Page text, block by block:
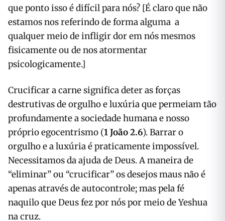
que ponto isso é difícil para nós? [É claro que não
estamos nos referindo de forma alguma a
qualquer meio de infligir dor em nós mesmos
fisicamente ou de nos atormentar
psicologicamente.]
Crucificar a carne significa deter as forças
destrutivas de orgulho e luxúria que permeiam tão
profundamente a sociedade humana e nosso
próprio egocentrismo (1 João 2.6). Barrar o
orgulho e a luxúria é praticamente impossível.
Necessitamos da ajuda de Deus. A maneira de
“eliminar” ou “crucificar” os desejos maus não é
apenas através de autocontrole; mas pela fé
naquilo que Deus fez por nós por meio de Yeshua
na cruz.